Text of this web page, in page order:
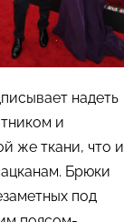
надеть
и
же ткани, что и
Брюки
под